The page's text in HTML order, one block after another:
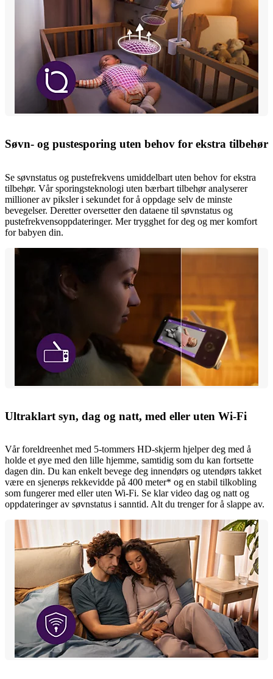
Søvn- og pustesporing uten behov for ekstra tilbehør
Se søvnstatus og pustefrekvens umiddelbart uten behov for ekstra
tilbehør. Vår sporingsteknologi uten bærbart tilbehør analyserer
millioner av piksler i sekundet for å oppdage selv de minste
bevegelser. Deretter oversetter den dataene til søvnstatus og
pustefrekvensoppdateringer. Mer trygghet for deg og mer komfort
for babyen din.
Ultraklart syn, dag og natt, med eller uten Wi-Fi
Vår foreldreenhet med 5-tommers HD-skjerm hjelper deg med å
holde et øye med den lille hjemme, samtidig som du kan fortsette
dagen din. Du kan enkelt bevege deg innendørs og utendørs takket
være en sjenerøs rekkevidde på 400 meter* og en stabil tilkobling
som fungerer med eller uten Wi-Fi. Se klar video dag og natt og
oppdateringer av søvnstatus i sanntid. Alt du trenger for å slappe av.